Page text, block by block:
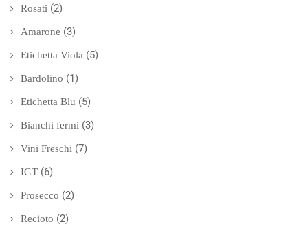
Rosati (2)
Amarone (3)
Etichetta Viola (5)
Bardolino (1)
Etichetta Blu (5)
Bianchi fermi (3)
Vini Freschi (7)
IGT (6)
Prosecco (2)
Recioto (2)